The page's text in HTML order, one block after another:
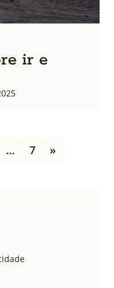
ir e
… 7 »